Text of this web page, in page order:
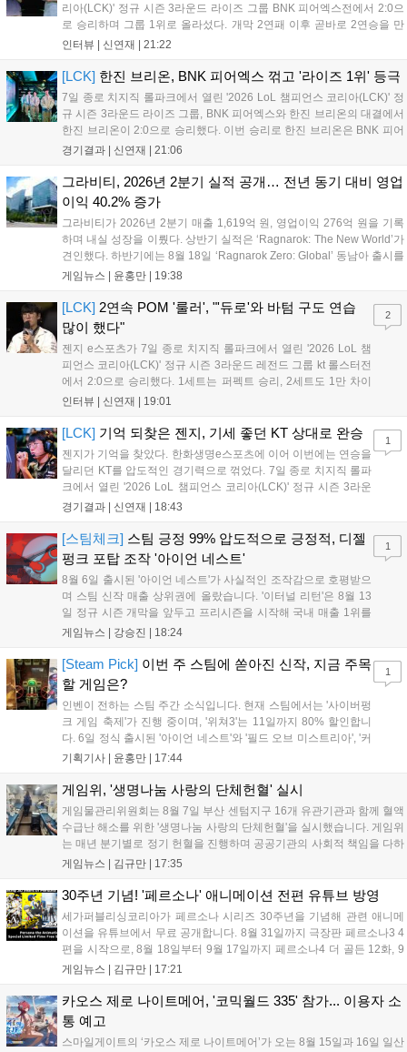
리아(LCK)' 정규 시즌 3라운드 라이즈 그룹 BNK 피어엑스전에서 2:0으
로 승리하며 그룹 1위로 올라섰다. 개막 2연패 이후 곧바로 2연승을 만
들어내면서 이어질 4라운드에 대한 기대감을 올렸다. 다음은 이날 데뷔
인터뷰 | 신연재 | 21:22
[LCK] 한진 브리온, BNK 피어엑스 꺾고 '라이즈 1위' 등극
7일 종로 치지직 롤파크에서 열린 '2026 LoL 챔피언스 코리아(LCK)' 정
규 시즌 3라운드 라이즈 그룹, BNK 피어엑스와 한진 브리온의 대결에서
한진 브리온이 2:0으로 승리했다. 이번 승리로 한진 브리온은 BNK 피어
엑스를 제치고 라이즈 그룹 1위로 올라섰다. 1세트, 한진 브리온이 '로머'
경기결과 | 신연재 | 21:06
그라비티, 2026년 2분기 실적 공개… 전년 동기 대비 영업
이익 40.2% 증가
그라비티가 2026년 2분기 매출 1,619억 원, 영업이익 276억 원을 기록
하며 내실 성장을 이뤘다. 상반기 실적은 ‘Ragnarok: The New World’가
견인했다. 하반기에는 8월 18일 ‘Ragnarok Zero: Global’ 동남아 출시를
시작으로 9월 3일 ‘달려라 헤베레케 EX’, 9월 22일 ‘갈바테인’ 등 다양한
이’ 출시가 예정돼 있으며, 2027년에는 ‘Ragnarok 3’ 등 대작을 글로벌
출시할 계획이다. 그라비티는 조인트벤처 설립과 라그나로크 에코 시스
템 구축을 통해 신성장 동력을 확보할 방침이다....
게임뉴스 | 윤홍만 | 19:38
[LCK] 2연속 POM '룰러', "'듀로'와 바텀 구도 연습
많이 했다"
젠지 e스포츠가 7일 종로 치지직 롤파크에서 열린 '2026 LoL 챔
피언스 코리아(LCK)' 정규 시즌 3라운드 레전드 그룹 kt 롤스터전
에서 2:0으로 승리했다. 1세트는 퍼펙트 승리, 2세트도 1만 차이
를 벌리며 25분 만에 승리하면서 말 그대로 압도적인 경기력을 선
하며 POM에 선정됐...
인터뷰 | 신연재 | 19:01
2
[LCK] 기억 되찾은 젠지, 기세 좋던 KT 상대로 완승
젠지가 기억을 찾았다. 한화생명e스포츠에 이어 이번에는 연승을
달리던 KT를 압도적인 경기력으로 꺾었다. 7일 종로 치지직 롤파
크에서 열린 '2026 LoL 챔피언스 코리아(LCK)' 정규 시즌 3라운
드 레전드 그룹, kt 롤스터와 젠지 e스포츠의 대결에서 젠지가 압
기억을 되찾기라도 한 듯 1,...
경기결과 | 신연재 | 18:43
1
[스팀체크] 스팀 긍정 99% 압도적으로 긍정적, 디젤
펑크 포탑 조작 '아이언 네스트'
8월 6일 출시된 '아이언 네스트'가 사실적인 조작감으로 호평받으
며 스팀 신작 매출 상위권에 올랐습니다. '이터널 리턴'은 8월 13
일 정규 시즌 개막을 앞두고 프리시즌을 시작해 국내 매출 1위를
기록했습니다. 25주년을 맞은 '고스트 리콘' 시리즈는 8월 6일 쇼
'마블 투혼: 파이팅 소울즈'와 레트로 수리 시뮬레이션 '리스토
리'도 스팀에 정식 출시되었습니다....
게임뉴스 | 강승진 | 18:24
1
[Steam Pick] 이번 주 스팀에 쏟아진 신작, 지금 주목
할 게임은?
인벤이 전하는 스팀 주간 소식입니다. 현재 스팀에서는 '사이버펑
크 게임 축제'가 진행 중이며, '위쳐3'는 11일까지 80% 할인합니
다. 6일 정식 출시된 '아이언 네스트'와 '필드 오브 미스트리아', '커
세어 코브'가 호평받고 있습니다. 한편, 7일 출시된 '마블 투혼'은
다. 유비소프트의 '고스트리콘: 와일드랜드'는 7년 만의 대규모 업
기획기사 | 윤홍만 | 17:44
1
게임위, '생명나눔 사랑의 단체헌혈' 실시
게임물관리위원회는 8월 7일 부산 센텀지구 16개 유관기관과 함께 혈액
수급난 해소를 위한 '생명나눔 사랑의 단체헌혈'을 실시했습니다. 게임위
는 매년 분기별로 정기 헌혈을 진행하며 공공기관의 사회적 책임을 다하
고 있으며, 이번 행사에는 영화진흥위원회 등 14개 기관 임직원이 동참
따뜻한 실천에 참여한 모든 임직원에게 감사의 뜻을 전하며 헌혈 문화
게임뉴스 | 김규만 | 17:35
30주년 기념! '페르소나' 애니메이션 전편 유튜브 방영
세가퍼블리싱코리아가 페르소나 시리즈 30주년을 기념해 관련 애니메
이션을 유튜브에서 무료 공개합니다. 8월 31일까지 극장판 페르소나3 4
편을 시작으로, 8월 18일부터 9월 17일까지 페르소나4 더 골든 12화, 9
월 15일부터 10월 14일까지 페르소나5 시리즈가 순차 공개됩니다. 또한
영상 및 대형 전광판에 소개될 예정입니다....
게임뉴스 | 김규만 | 17:21
카오스 제로 나이트메어, '코믹월드 335' 참가... 이용자 소
통 예고
스마일게이트의 ‘카오스 제로 나이트메어’가 오는 8월 15일과 16일 일산